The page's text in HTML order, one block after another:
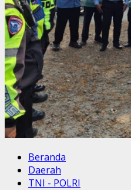
Beranda
Daerah
TNI - POLRI